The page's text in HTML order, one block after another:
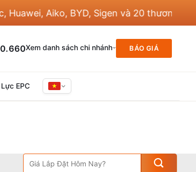
Aiko, BYD, Sigen và 20 thương hiệu
Xem danh sách chi nhánh BÁO GIÁ
EPC